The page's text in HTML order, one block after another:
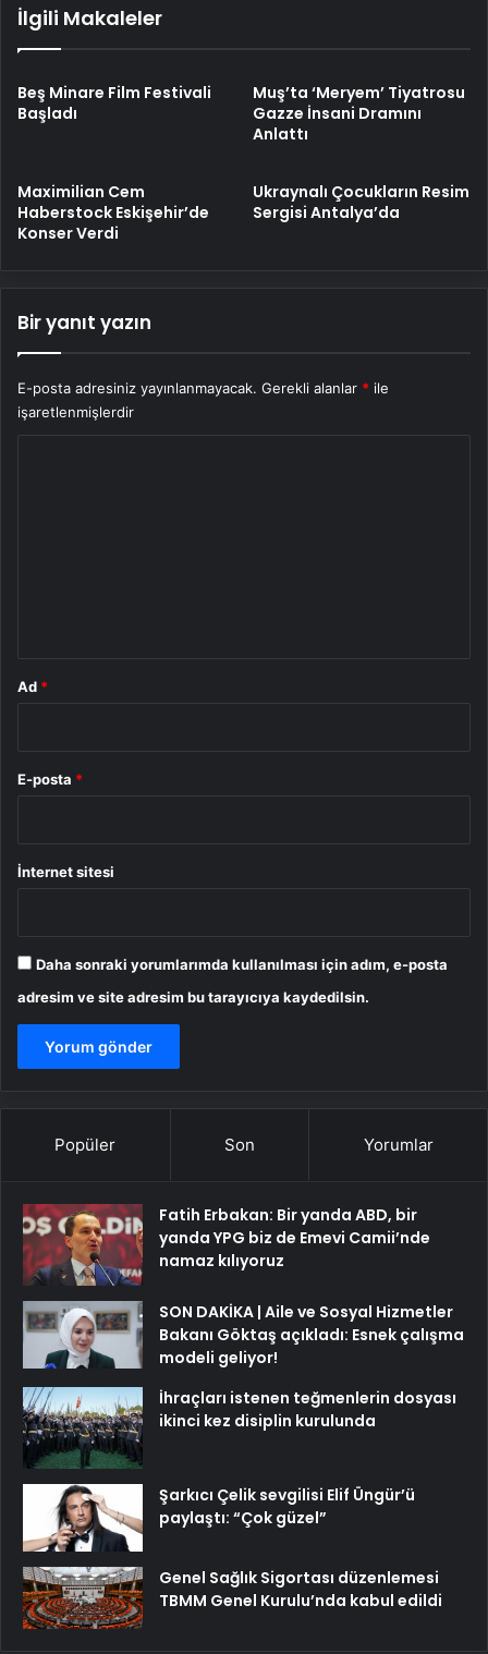
İlgili Makaleler
Beş Minare Film Festivali
Başladı
Muş’ta ‘Meryem’ Tiyatrosu
Gazze İnsani Dramını
Anlattı
Maximilian Cem
Haberstock Eskişehir’de
Konser Verdi
Ukraynalı Çocukların Resim
Sergisi Antalya’da
Bir yanıt yazın
E-posta adresiniz yayınlanmayacak. Gerekli alanlar * ile
işaretlenmişlerdir
Ad *
E-posta *
İnternet sitesi
Daha sonraki yorumlarımda kullanılması için adım, e-posta
adresim ve site adresim bu tarayıcıya kaydedilsin.
Popüler Son Yorumlar
Fatih Erbakan: Bir yanda ABD, bir
yanda YPG biz de Emevi Camii’nde
namaz kılıyoruz
SON DAKİKA | Aile ve Sosyal Hizmetler
Bakanı Göktaş açıkladı: Esnek çalışma
modeli geliyor!
İhraçları istenen teğmenlerin dosyası
ikinci kez disiplin kurulunda
Şarkıcı Çelik sevgilisi Elif Üngür’ü
paylaştı: “Çok güzel”
Genel Sağlık Sigortası düzenlemesi
TBMM Genel Kurulu’nda kabul edildi